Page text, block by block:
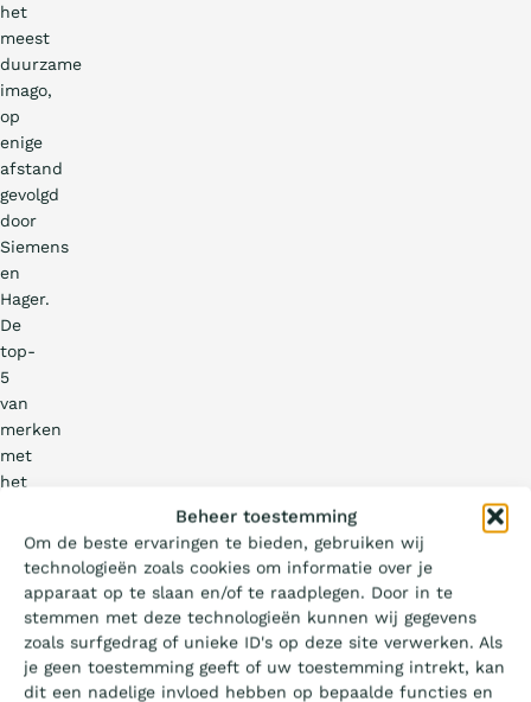
Beheer toestemming
Om de beste ervaringen te bieden, gebruiken wij
technologieën zoals cookies om informatie over je
apparaat op te slaan en/of te raadplegen. Door in te
stemmen met deze technologieën kunnen wij gegevens
zoals surfgedrag of unieke ID's op deze site verwerken. Als
je geen toestemming geeft of uw toestemming intrekt, kan
dit een nadelige invloed hebben op bepaalde functies en
het
meest
duurzame
imago,
op
enige
afstand
gevolgd
door
Siemens
en
Hager.
De
top-
5
van
merken
met
het
duurzame
imago
installatie
wordt
Wat is de Ladder?
Certificeren
Aanbesteden